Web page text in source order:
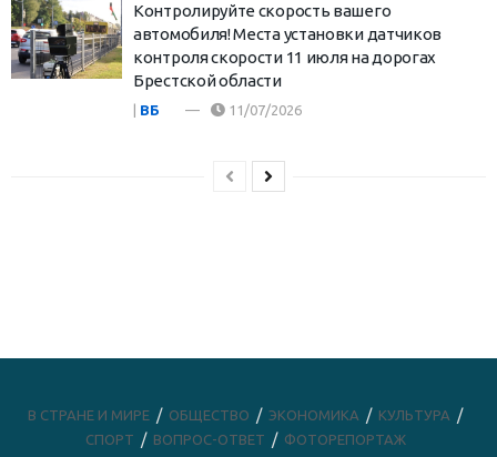
Контролируйте скорость вашего
автомобиля! Места установки датчиков
контроля скорости 11 июля на дорогах
Брестской области
ВБ 11/07/2026
В СТРАНЕ И МИРЕ ОБЩЕСТВО ЭКОНОМИКА
КУЛЬТУРА
СПОРТ
ВОПРОС-ОТВЕТ ФОТОРЕПОРТАЖ